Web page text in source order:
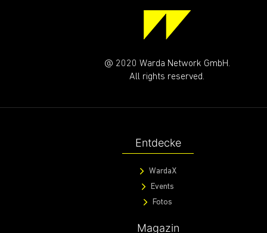
@ 2020 Warda Network GmbH.
All rights reserved.
Entdecke
WardaX
Events
Fotos
Magazin